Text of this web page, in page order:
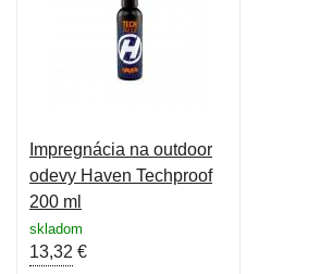
Impregnácia na outdoor
odevy Haven Techproof
200 ml
skladom
13,32 €